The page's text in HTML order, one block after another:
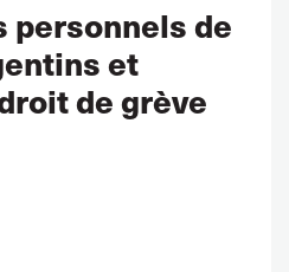
personnels de
et
de grève